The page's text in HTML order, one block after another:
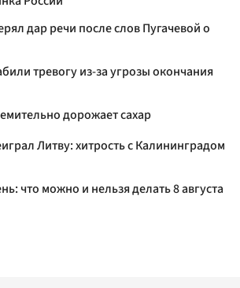
дар речи после слов Пугачевой о
тревогу из-за угрозы окончания
дорожает сахар
Литву: хитрость с Калининградом
что можно и нельзя делать 8 августа